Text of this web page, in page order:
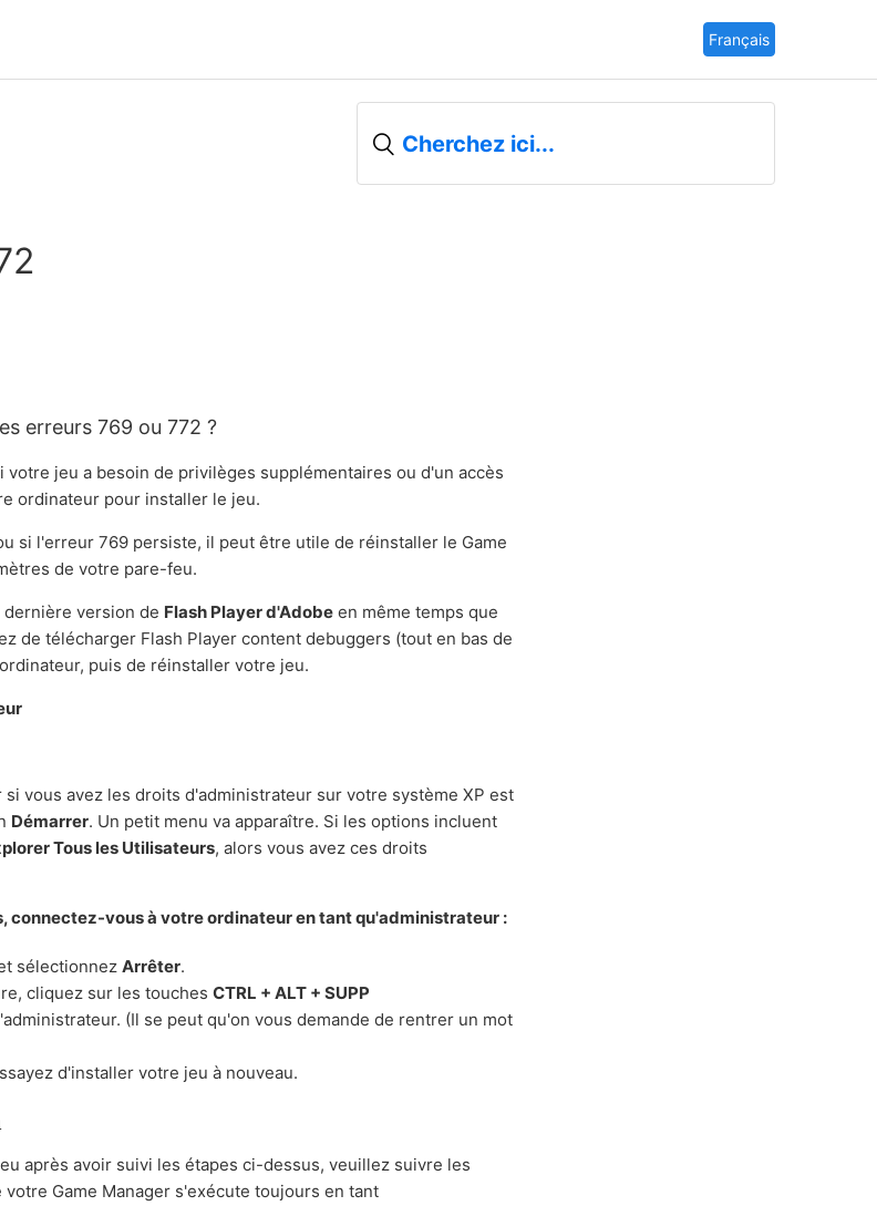
Français
erreurs 769 ou 772 ?
jeu a besoin de privilèges supplémentaires ou d'un accès
ordinateur pour installer le jeu.
si l'erreur 769 persiste, il peut être utile de réinstaller le Game
de votre pare-feu.
dernière version de Flash Player d'Adobe en même temps que
de télécharger Flash Player content debuggers (tout en bas de
puis de réinstaller votre jeu.
vous avez les droits d'administrateur sur votre système XP est
Démarrer. Un petit menu va apparaître. Si les options incluent
Tous les Utilisateurs, alors vous avez ces droits
connectez-vous à votre ordinateur en tant qu'administrateur :
sélectionnezArrêter.
cliquez sur les touchesCTRL + ALT + SUPP
(Il se peut qu'on vous demande de rentrer un mot
d'installer votre jeu à nouveau.
après avoir suivi les étapes ci-dessus, veuillez suivre les
Game Manager s'exécute toujours en tant